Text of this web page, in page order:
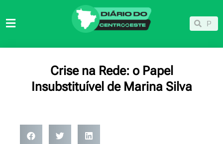
para
Pesquisar
Crise na Rede: o Papel
Insubstituível de Marina Silva